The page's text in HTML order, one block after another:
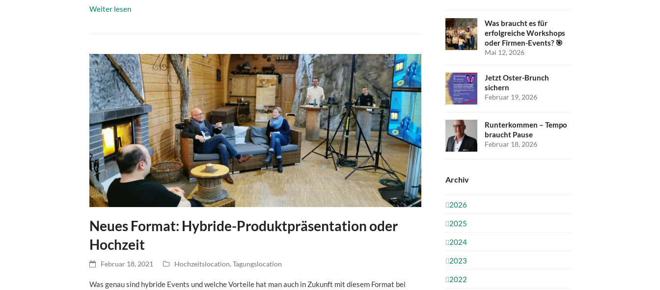
Weiter lesen
Neues Format: Hybride-Produktpräsentation oder
Hochzeit
Februar 18, 2021 Hochzeitslocation, Tagungslocation
Was genau sind hybride Events und welche Vorteile hat man auch in Zukunft mit diesem Format bei
Was braucht es für
erfolgreiche Workshops
oder Firmen-Events? 🎯
Mai 12, 2026
Jetzt Oster-Brunch
sichern
Februar 19, 2026
Runterkommen – Tempo
braucht Pause
Februar 18, 2026
Archiv
2026
2025
2024
2023
2022